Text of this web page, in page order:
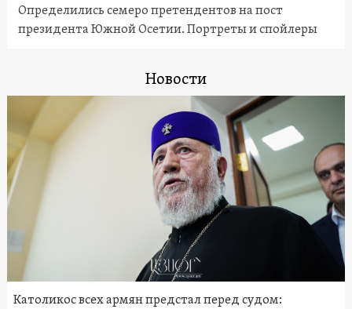
Определились семеро претендентов на пост
президента Южной Осетии. Портреты и спойлеры
Новости
Католикос всех армян предстал перед судом: